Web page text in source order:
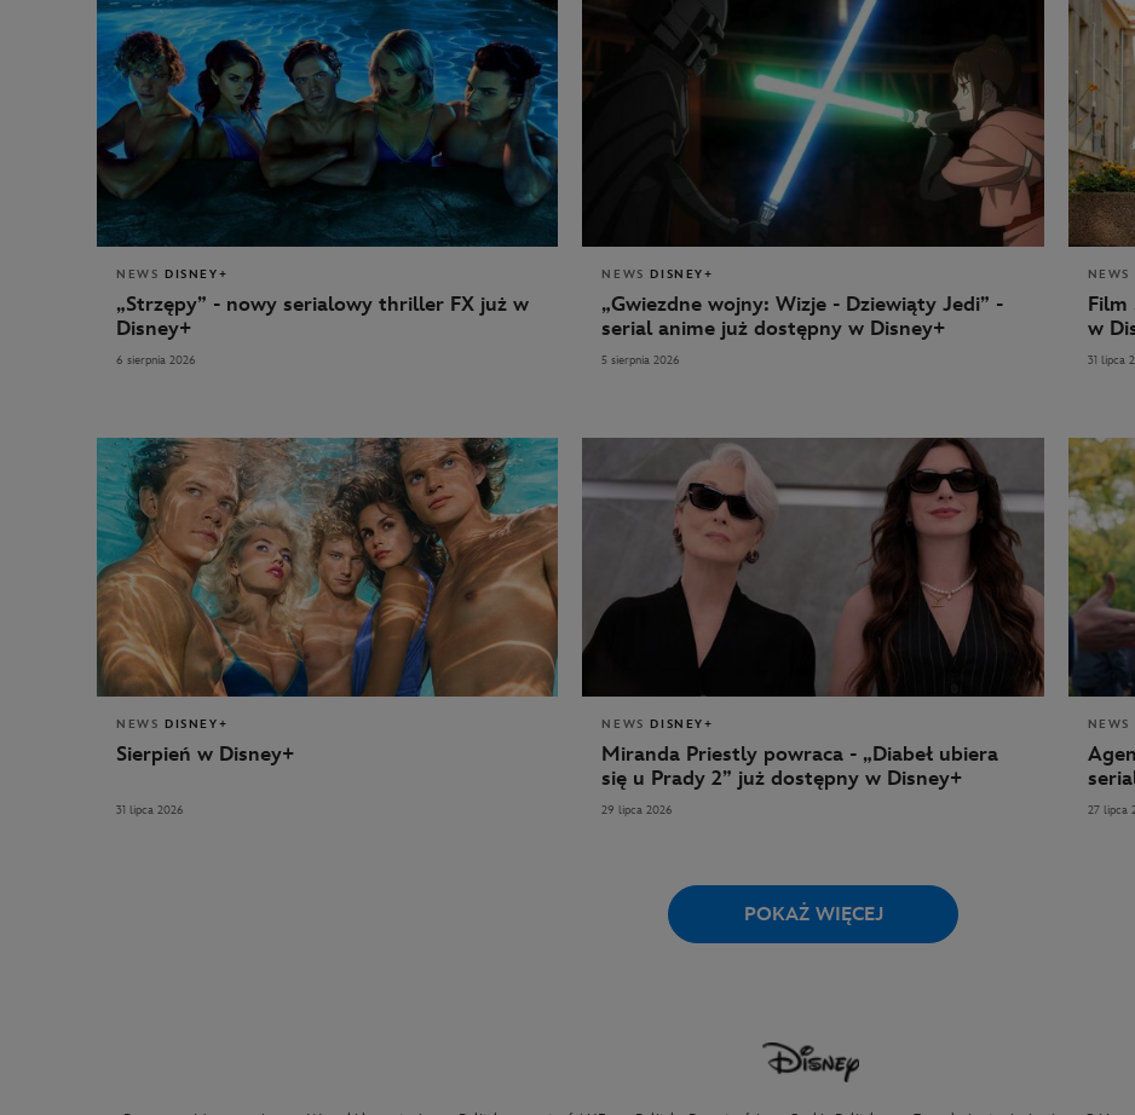
NEWS DISNEY+
„Strzępy” - nowy serialowy thriller FX już w
Disney+
6 sierpnia 2026
NEWS DISNEY+
„Gwiezdne wojny: Wizje - Dziewiąty Jedi” -
serial anime już dostępny w Disney+
5 sierpnia 2026
NEWS
Film
w
31 lipca
NEWS DISNEY+
Sierpień w Disney+
31 lipca 2026
NEWS DISNEY+
Miranda Priestly powraca - „Diabeł ubiera
się u Prady 2” już dostępny w Disney+
29 lipca 2026
NEWS
27 lipca
POKAŻ WIĘCEJ